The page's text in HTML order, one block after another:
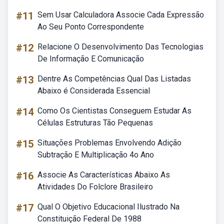
#11 Sem Usar Calculadora Associe Cada Expressão
Ao Seu Ponto Correspondente
#12 Relacione O Desenvolvimento Das Tecnologias
De Informação E Comunicação
#13 Dentre As Competências Qual Das Listadas
Abaixo é Considerada Essencial
#14 Como Os Cientistas Conseguem Estudar As
Células Estruturas Tão Pequenas
#15 Situações Problemas Envolvendo Adição
Subtração E Multiplicação 4o Ano
#16 Associe As Características Abaixo As
Atividades Do Folclore Brasileiro
#17 Qual O Objetivo Educacional Ilustrado Na
Constituição Federal De 1988